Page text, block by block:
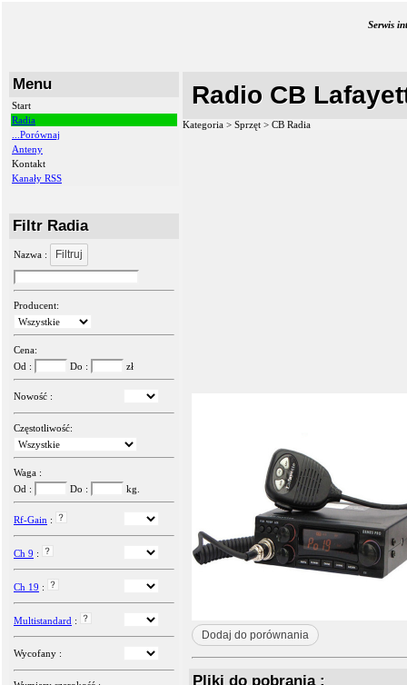
Serwis
Menu
Start
Radia
...Porównaj
Anteny
Kontakt
Kanały RSS
Filtr Radia
Nazwa : Filtruj
Producent:
Cena:
Od :
Do : zł
Nowość :
Częstotliwość:
Waga :
Od :
Do : kg.
Rf-Gain :
Ch 9 :
Ch 19 :
Multistandard :
Wycofany :
Radio CB
Kategoria > Sprzęt > CB Radia
Dodaj do porównania
Pliki do pobrania :